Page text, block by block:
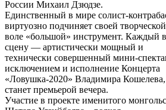
России Михаил Дзюдзе.
Единственный в мире солист-
виртуозно подчиняет своей творческой
воле «большой» инструмент. Каждый
сцену — артистически мощный и
технически совершенный мини-
исключением и исполнение Концерта
«Ловушка-2020» Владимира Кошелева,
станет премьерой вечера.
Участие в проекте именитого